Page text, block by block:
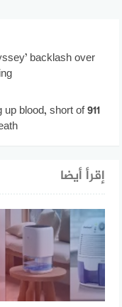
backlash over
up blood, short of
إقرأ أيضا